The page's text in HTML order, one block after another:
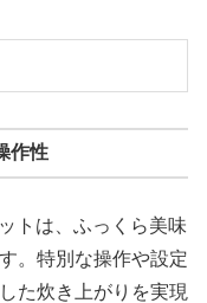
作性
トは、ふっくら美味
。特別な操作や設定
た炊き上がりを実現